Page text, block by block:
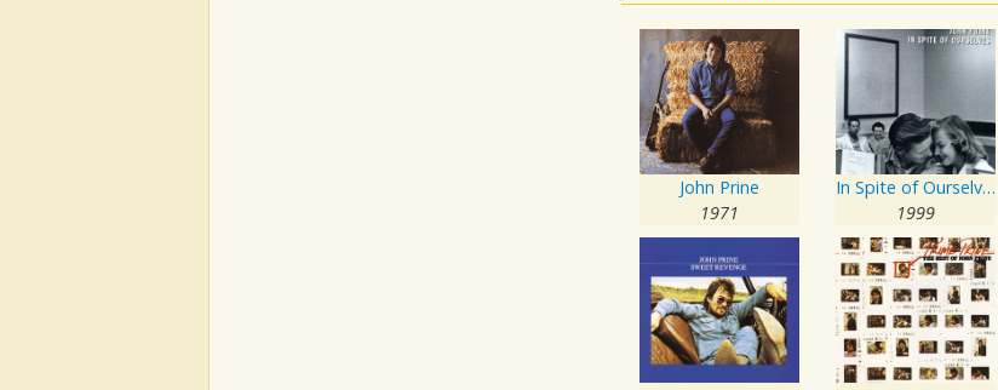
John Prine
1971
In Spite of Ourselves
1999